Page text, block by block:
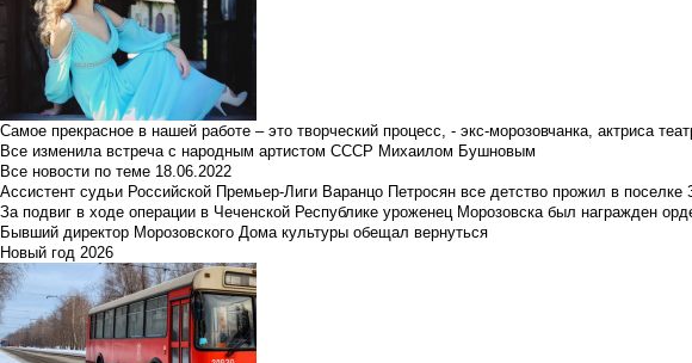
Самое прекрасное в нашей работе – это творческий процесс, - экс-морозовчанка, актриса
Все изменила встреча с народным артистом СССР Михаилом Бушновым
Все новости по теме 18.06.2022
Ассистент судьи Российской Премьер-Лиги Варанцо Петросян все детство прожил в поселке
За подвиг в ходе операции в Чеченской Республике уроженец Морозовска был награжден
Бывший директор Морозовского Дома культуры обещал вернуться
Новый год 2026